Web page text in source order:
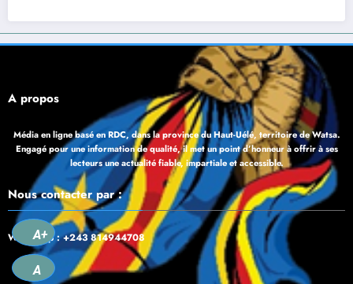
À propos
Média en ligne basé en RDC, dans la province du Haut-Uélé, territoire de Watsa.
Engagé pour une information de qualité, il met un point d’honneur à offrir à ses
lecteurs une actualité fiable, impartiale et accessible.
Nous contacter par :
WhatsApp : +243 814944708
A+
A